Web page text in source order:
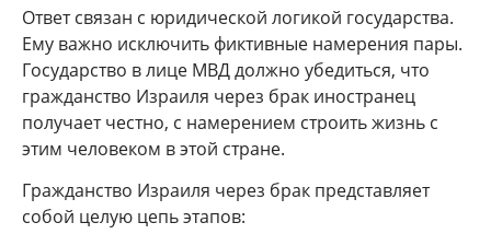
Ответ связан с юридической логикой государства.
Ему важно исключить фиктивные намерения пары.
Государство в лице МВД должно убедиться, что
гражданство Израиля через брак иностранец
получает честно, с намерением строить жизнь с
этим человеком в этой стране.
Гражданство Израиля через брак представляет
собой целую цепь этапов: